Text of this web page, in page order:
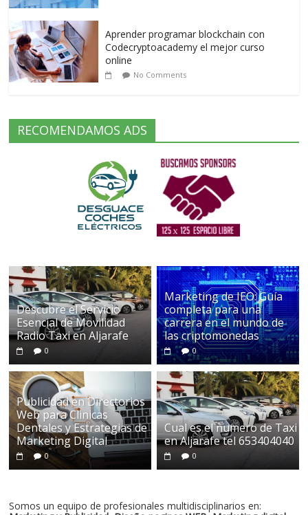
Aprender programar blockchain con
Codecryptoacademy el mejor curso
online
No Comments
RECOMENDAMOS ADS
Descubre el Servicio
Esencial de Movilidad
Radio Taxi en Aljarafe
0
Marketing de IEO: Guía
completa para una
carrera en el mundo de
las criptomonedas
0
Publicidad en Directorios
Web para Clinicas
Dentales y Estrategias de
Marketing Digital
0
Cual es el numero de Taxi
en Aljarafe tel 653404040
0
Somos un equipo de profesionales multidisciplinarios en: